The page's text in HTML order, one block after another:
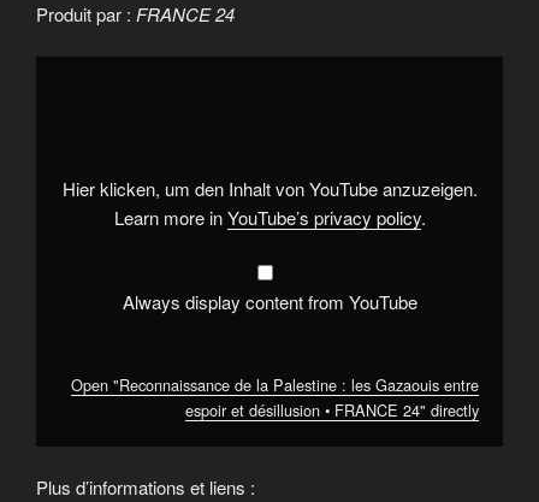
Produit par : FRANCE 24
Display
Gazaouis
entreHier klicken, um den Inhalt von YouTube anzuzeigen.
Learn more inYouTube’s privacy policy.
Always display content from YouTube
Open "Reconnaissance de la Palestine : les Gazaouis entre
espoir et désillusion • FRANCE 24" directly
Plus d’informations et liens :